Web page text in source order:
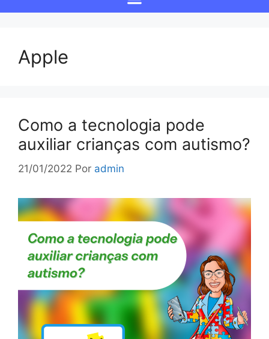
Apple
Como a tecnologia pode
auxiliar crianças com autismo?
21/01/2022 Por admin